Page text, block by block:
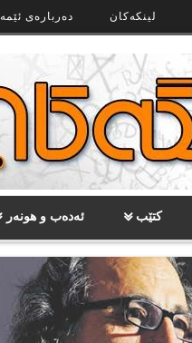
لینکەکان دەربارەی ئێمە
کتێب ئەدەب و هونەر